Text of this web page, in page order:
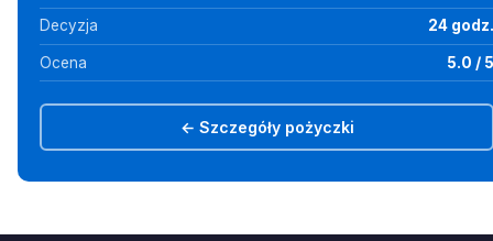
Decyzja 24 godz.
Ocena 5.0 / 5
← Szczegóły pożyczki